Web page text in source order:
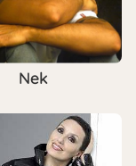
Nek